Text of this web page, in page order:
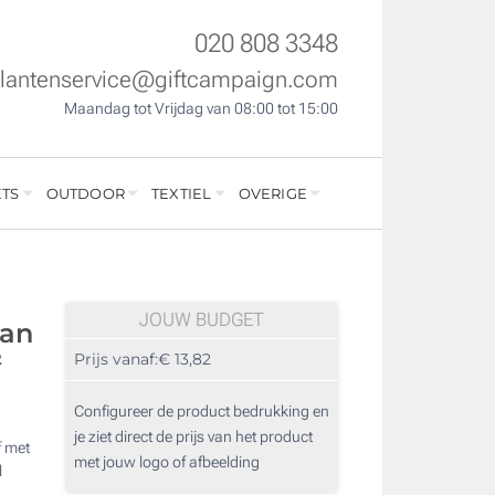
020 808 3348
Maandag tot Vrijdag van 08:00 tot 15:00
OUTDOOR TEXTIEL OVERIGE
met
JOUW BUDGET
Prijs vanaf:€ 13,82
Configureer de product bedrukking en
je ziet direct de prijs van het product
met jouw logo of afbeelding